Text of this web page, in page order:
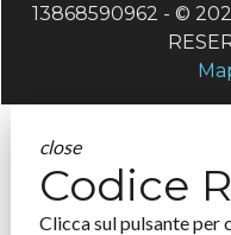
13868590962 - ©
close
Codice
Clicca sul pulsante per